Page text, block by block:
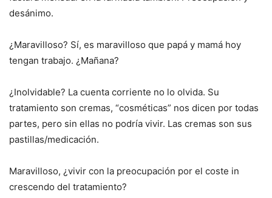
desánimo.
¿Maravilloso? Sí, es maravilloso que papá y mamá hoy
tengan trabajo. ¿Mañana?
¿Inolvidable? La cuenta corriente no lo olvida. Su
tratamiento son cremas, “cosméticas” nos dicen por todas
partes, pero sin ellas no podría vivir. Las cremas son sus
pastillas/medicación.
Maravilloso, ¿vivir con la preocupación por el coste in
crescendo del tratamiento?